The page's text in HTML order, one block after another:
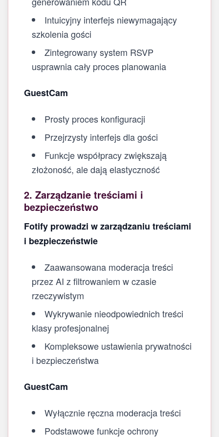
Intuicyjny interfejs niewymagający
szkolenia gości
Zintegrowany system RSVP
usprawnia cały proces planowania
GuestCam
Prosty proces konfiguracji
Przejrzysty interfejs dla gości
Funkcje współpracy zwiększają
złożoność, ale dają elastyczność
2. Zarządzanie treściami i
bezpieczeństwo
Fotify prowadzi w zarządzaniu treściami
i bezpieczeństwie
Zaawansowana moderacja treści
przez AI z filtrowaniem w czasie
rzeczywistym
Wykrywanie nieodpowiednich treści
klasy profesjonalnej
Kompleksowe ustawienia prywatności
i bezpieczeństwa
GuestCam
Wyłącznie ręczna moderacja treści
Podstawowe funkcje ochrony